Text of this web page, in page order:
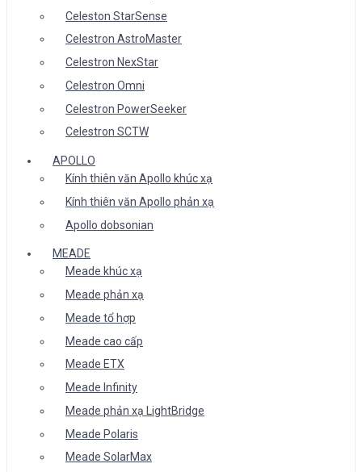
Celeston StarSense
Celestron AstroMaster
Celestron NexStar
Celestron Omni
Celestron PowerSeeker
Celestron SCTW
APOLLO
Kính thiên văn Apollo khúc xạ
Kính thiên văn Apollo phản xạ
Apollo dobsonian
MEADE
Meade khúc xạ
Meade phản xạ
Meade tổ hợp
Meade cao cấp
Meade ETX
Meade Infinity
Meade phản xạ LightBridge
Meade Polaris
Meade SolarMax